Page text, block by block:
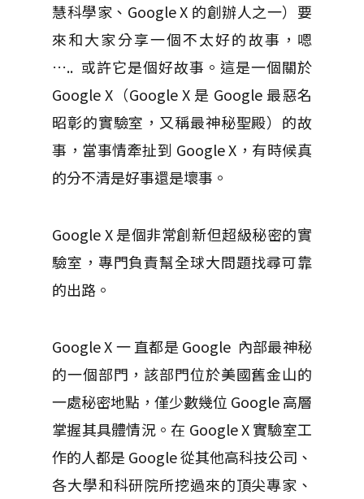
慧科學家、Google X 的創辦人之一）要
來和大家分享一個不太好的故事，嗯
….. 或許它是個好故事。這是一個關於
Google X（Google X 是 Google 最惡名
昭彰的實驗室，又稱最神秘聖殿）的故
事，當事情牽扯到 Google X，有時候真
的分不清是好事還是壞事。
Google X 是個非常創新但超級秘密的實
驗室，專門負責幫全球大問題找尋可靠
的出路。
Google X 一 直都是 Google 內部最神秘
的一個部門，該部門位於美國舊金山的
一處秘密地點，僅少數幾位 Google 高層
掌握其具體情況。 在 Google X 實驗室工
作的人都是 Google 從其他高科技公司、
各大學和科研院所挖過來的頂尖專家、